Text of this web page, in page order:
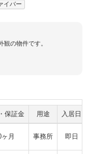
イバー
の物件です。
保証金 用途 入居日
ヶ月 事務所 即日